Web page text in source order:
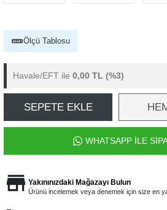
Ölçü Tablosu
Havale/EFT ile 0,00 TL (%3)
SEPETE EKLE
WHATSAPP İLE
Yakınınızdaki Mağazayı Bulun
Ürünü incelemek veya denemek için size en